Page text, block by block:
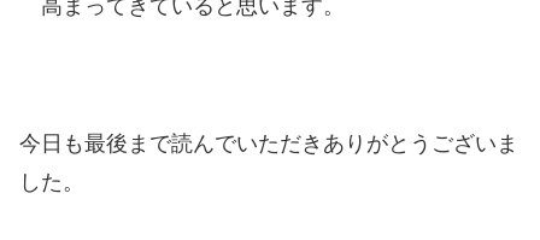
高まってきていると思います。
今日も最後まで読んでいただきありがとうございま
した。